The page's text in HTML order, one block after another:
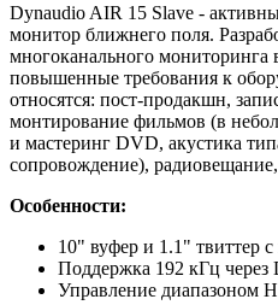
Dynaudio AIR 15 Slave -
монитор ближнего поля.
многоканального мониторинга
повышенные требования к
относятся: пост-продакшн,
монтирование фильмов (в
и мастеринг DVD, акустика
сопровождение),
Особенности:
10" вуфер и 1.1" твиттер
Поддержка 192 кГц через
Управление диапазоном